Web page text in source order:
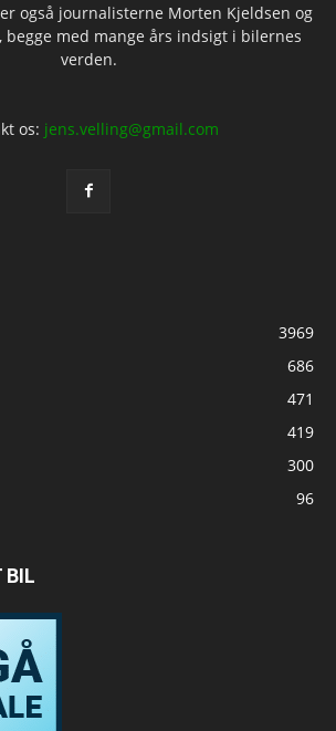
også journalisterne Morten Kjeldsen og
begge med mange års indsigt i bilernes
verden.
os: jens.velling@gmail.com
3969
686
471
419
300
96
BIL